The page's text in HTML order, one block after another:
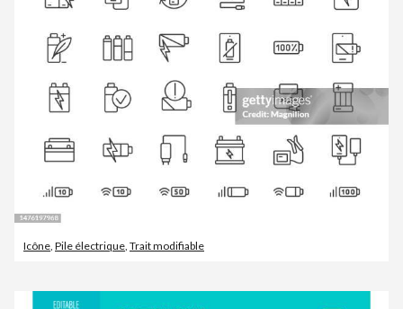
Icône, Pile électrique, Trait modifiable